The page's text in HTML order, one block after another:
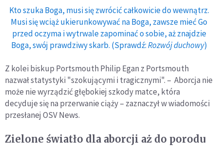
Kto szuka Boga, musi się zwrócić całkowicie do wewnątrz.
Musi się wciąż ukierunkowywać na Boga, zawsze mieć Go
przed oczyma i wytrwale zapominać o sobie, aż znajdzie
Boga, swój prawdziwy skarb. (Sprawdź:Rozwój duchowy)
Z kolei biskup Portsmouth Philip Egan z Portsmouth
nazwał statystyki "szokującymi i tragicznymi". – Aborcja nie
może nie wyrządzić głębokiej szkody matce, która
decyduje się na przerwanie ciąży – zaznaczył w wiadomości
przesłanej OSV News.
Zielone światło dla aborcji aż do porodu